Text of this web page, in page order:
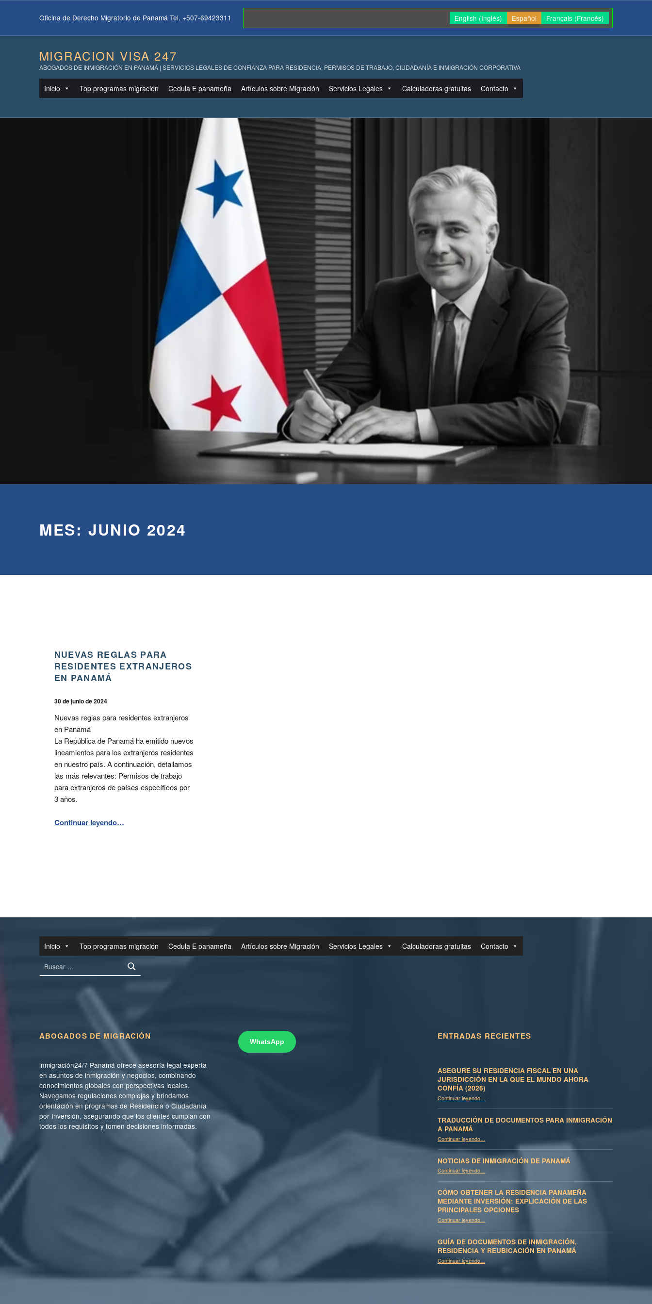
MIGRACION VISA 247
ABOGADOS DE INMIGRACIÓN EN PANAMÁ | SERVICIOS LEGALES DE CONFIANZA PARA RESIDENCIA, PERMISOS DE TRABAJO, CIUDADANÍA E INMIGRACIÓN CORPORATIVA
Inicio Top programas migración Cedula E panameña Artículos sobre Migración Servicios Legales Calculadoras gratuitas Contacto
Oficina de Derecho Migratorio de Panamá Tel. +507-69423311 English (Inglés) Español Français (Francés)
MES: JUNIO 2024
NUEVAS REGLAS PARA
RESIDENTES EXTRANJEROS
EN PANAMÁ
30 de junio de 2024
Nuevas reglas para residentes extranjeros
en Panamá
La República de Panamá ha emitido nuevos
lineamientos para los extranjeros residentes
en nuestro país. A continuación, detallamos
las más relevantes: Permisos de trabajo
para extranjeros de países específicos por
3 años.
Continuar leyendo…
Inicio Top programas migración Cedula E panameña Artículos sobre Migración Servicios Legales Calculadoras gratuitas
Contacto
Buscar:
ABOGADOS DE MIGRACIÓN
inmigración24/7 Panamá ofrece asesoría legal experta
en asuntos de inmigración y negocios, combinando
conocimientos globales con perspectivas locales.
Navegamos regulaciones complejas y brindamos
orientación en programas de Residencia o Ciudadanía
por Inversión, asegurando que los clientes cumplan con
todos los requisitos y tomen decisiones informadas.
WhatsApp
ENTRADAS RECIENTES
ASEGURE SU RESIDENCIA FISCAL EN UNA
JURISDICCIÓN EN LA QUE EL MUNDO AHORA
CONFÍA (2026)
Continuar leyendo“Asegure su residencia fiscal en una jurisdicción en la que el mundo ahora confía (2026)”
…
TRADUCCIÓN DE DOCUMENTOS PARA INMIGRACIÓN
A PANAMÁ
Continuar leyendo“Traducción de documentos para inmigración a Panamá”
…
NOTICIAS DE INMIGRACIÓN DE PANAMÁ
Continuar leyendo“Noticias de inmigración de Panamá”
…
CÓMO OBTENER LA RESIDENCIA PANAMEÑA
MEDIANTE INVERSIÓN: EXPLICACIÓN DE LAS
PRINCIPALES OPCIONES
Continuar leyendo“Cómo obtener la residencia panameña mediante inversión: Explicación de las principales opciones”
…
GUÍA DE DOCUMENTOS DE INMIGRACIÓN,
RESIDENCIA Y REUBICACIÓN EN PANAMÁ
Continuar leyendo“Guía de documentos de inmigración, residencia y reubicación en Panamá”
…